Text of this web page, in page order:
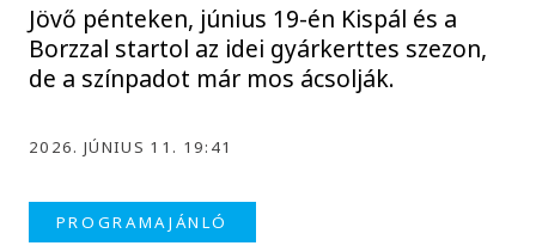
Jövő pénteken, június 19-én Kispál és a
Borzzal startol az idei gyárkerttes szezon,
de a színpadot már mos ácsolják.
2026. JÚNIUS 11. 19:41
PROGRAMAJÁNLÓ